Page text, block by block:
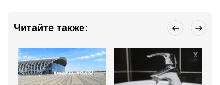
Читайте также: